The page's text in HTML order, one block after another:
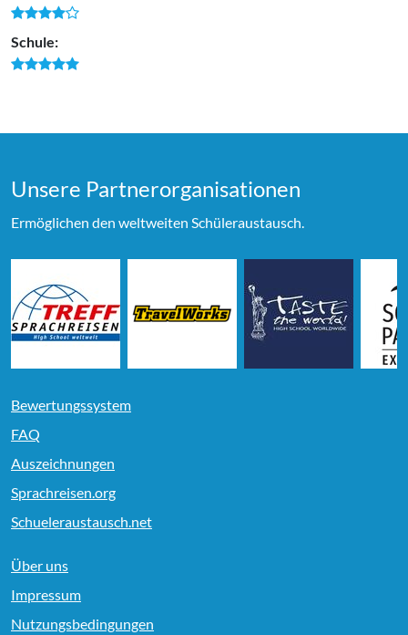
Schule:
Unsere Partner­organi­sationen
Ermöglichen den weltweiten Schüleraustausch.
Bewertungssystem
FAQ
Auszeichnungen
Sprachreisen.org
Schueleraustausch.net
Über uns
Impressum
Nutzungsbedingungen